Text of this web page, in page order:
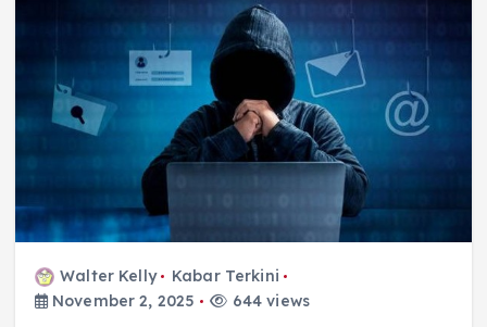
Walter Kelly
Kabar Terkini
November 2, 2025
644 views